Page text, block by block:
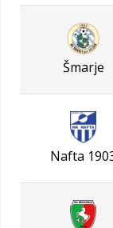
Šmarje
Nafta